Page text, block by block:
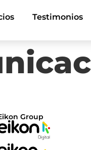
Testimonios
Group